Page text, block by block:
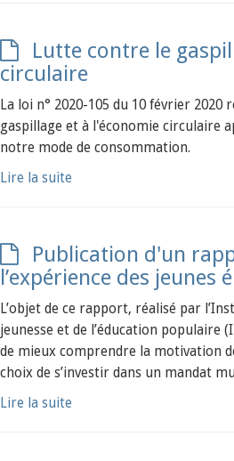
Lutte contre le
circulaire
La loi n° 2020-105 du 10 février
gaspillage et à l'économie circulaire
notre mode de consommation.
Lire la suite
Publication d'un
l’expérience des jeunes
L’objet de ce rapport, réalisé par
jeunesse et de l’éducation populaire
de mieux comprendre la motivation
choix de s’investir dans un mandat
Lire la suite